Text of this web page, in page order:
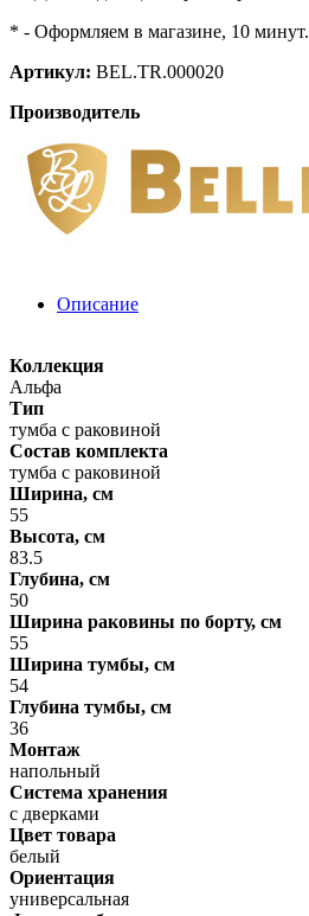
* - Оформляем в магазине, 10 минут.
Артикул: BEL.TR.000020
Производитель
Описание
Коллекция
Альфа
Тип
тумба с раковиной
Состав комплекта
тумба с раковиной
Ширина, см
55
Высота, см
83.5
Глубина, см
50
Ширина раковины по борту, см
55
Ширина тумбы, см
54
Глубина тумбы, см
36
Монтаж
напольный
Система хранения
с дверками
Цвет товара
белый
Ориентация
универсальная